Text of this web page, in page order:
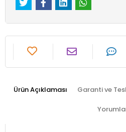
Ürün Açıklaması Garanti ve